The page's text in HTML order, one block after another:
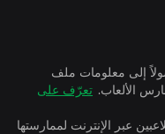
إلى معلومات ملف
تعرّف على
عبر الإنترنت لممارستها